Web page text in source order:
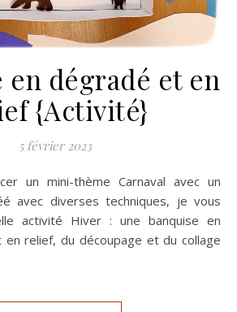
en dégradé et en
{Activité}
5 février 2023
avec diverses techniques, je vous
activité Hiver : une banquise en
relief, du découpage et du collage